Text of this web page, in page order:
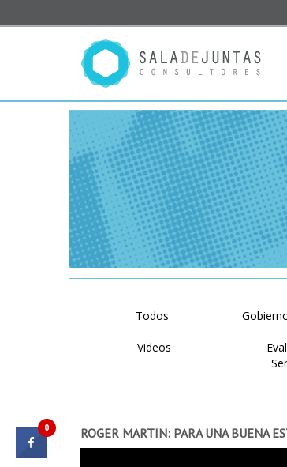
Todos
Videos
ROGER MARTIN: PARA UNA BUENA
0